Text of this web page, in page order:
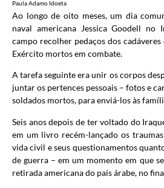
Paula Adamo Idoeta
Ao longo de oito meses, um dia
naval americana Jessica Goodell
campo recolher pedaços dos
Exército mortos em combate.
A tarefa seguinte era unir os corpos
juntar os pertences pessoais – fotos e
soldados mortos, para enviá-los às
Seis anos depois de ter voltado do
em um livro recém-lançado os
vida civil e seus questionamentos
de guerra – em um momento em que
retirada americana do país árabe, no